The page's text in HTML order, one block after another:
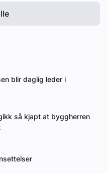
blir daglig leder i
så kjapt at byggherren